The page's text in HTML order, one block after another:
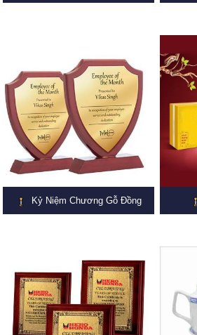
Kỷ Niệm Chương Gỗ Đồng